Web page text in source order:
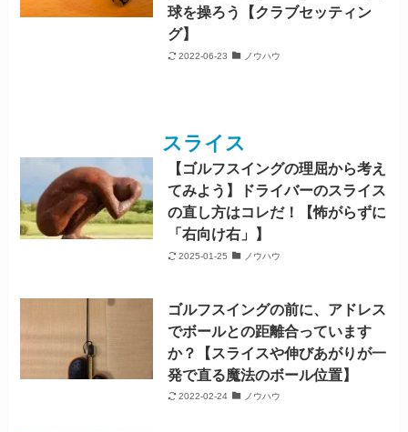
球を操ろう【クラブセッティン
グ】
2022-06-23 ノウハウ
スライス
【ゴルフスイングの理屈から考え
てみよう】ドライバーのスライス
の直し方はコレだ！【怖がらずに
「右向け右」】
2025-01-25 ノウハウ
ゴルフスイングの前に、アドレス
でボールとの距離合っています
か？【スライスや伸びあがりが一
発で直る魔法のボール位置】
2022-02-24 ノウハウ